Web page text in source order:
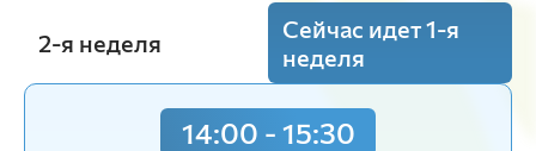
Плотникова С.П.
2-я неделя
Сейчас идет 1-я
неделя
14:00 - 15:30
8:30 - 10:00